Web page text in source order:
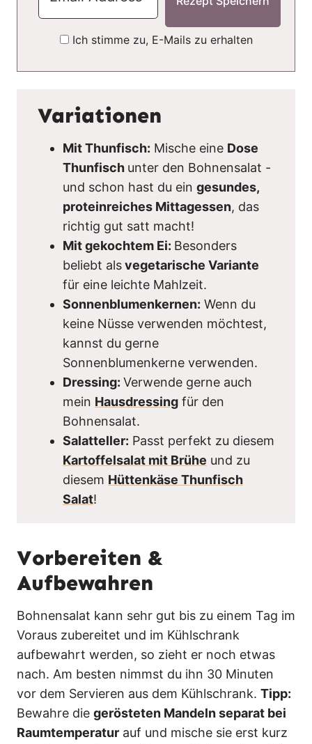
Ich stimme zu, E-Mails zu erhalten
Variationen
Mit Thunfisch: Mische eine Dose
Thunfisch unter den Bohnensalat -
und schon hast du ein gesundes,
proteinreiches Mittagessen, das
richtig gut satt macht!
Mit gekochtem Ei: Besonders
beliebt alsvegetarische Variante
für eine leichte Mahlzeit.
Sonnenblumenkernen: Wenn du
keine Nüsse verwenden möchtest,
kannst du gerne
Sonnenblumenkerne verwenden.
Dressing: Verwende gerne auch
mein Hausdressing für den
Bohnensalat.
Salatteller: Passt perfekt zu diesem
Kartoffelsalat mit Brühe und zu
diesem Hüttenkäse Thunfisch
Salat!
Vorbereiten &
Aufbewahren
Bohnensalat kann sehr gut bis zu einem Tag im
Voraus zubereitet und im Kühlschrank
aufbewahrt werden, so zieht er noch etwas
nach. Am besten nimmst du ihn 30 Minuten
vor dem Servieren aus dem Kühlschrank. Tipp:
Bewahre die gerösteten Mandeln separat bei
Raumtemperatur auf und mische sie erst kurz